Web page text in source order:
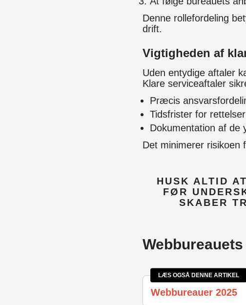
Denne rollefordeling
drift.
Vigtigheden af
Uden entydige aftaler
Klare serviceaftaler
Præcis
Tidsfrister for
Dokumentation af de
Det minimerer risikoen
HUSK ALTID
FØR
SKABER
LÆS OGSÅ DENNE ARTIKEL
Webbureauer 2025